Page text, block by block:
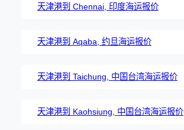
天津港到 Chennai, 印度海运报价
天津港到 Aqaba, 约旦海运报价
天津港到 Taichung, 中国台湾海运报价
天津港到 Kaohsiung, 中国台湾海运报价